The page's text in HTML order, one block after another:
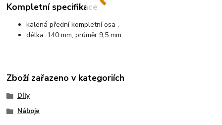
Kompletní specifikace
kalená přední kompletní osa ,
délka: 140 mm, průměr 9,5 mm
Zboží zařazeno v kategoriích
Díly
Náboje